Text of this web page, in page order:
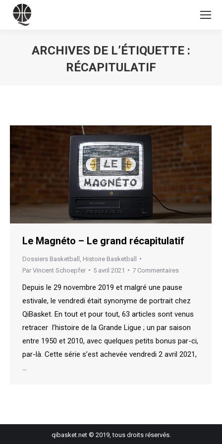
ARCHIVES DE L’ÉTIQUETTE :
RÉCAPITULATIF
Le Magnéto – Le grand récapitulatif
Dossiers Basketball
Histoire Basketball
Par Vincent Schoepfer 5 avril 2021 7 Commentaires
Depuis le 29 novembre 2019 et malgré une pause
estivale, le vendredi était synonyme de portrait chez
QiBasket. En tout et pour tout, 63 articles sont venus
retracer l’histoire de la Grande Ligue ; un par saison
entre 1950 et 2010, avec quelques petits bonus par-ci,
par-là. Cette série s’est achevée vendredi 2 avril 2021,
…
qibasket.net © 2019, tous droits réservés.